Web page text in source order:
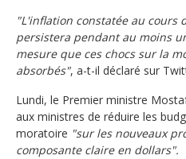
"L'inflation constatée au cours
persistera pendant au moins
mesure que ces chocs sur la
absorbés", a-t-il déclaré sur
Lundi, le Premier ministre
aux ministres de réduire les
moratoire "sur les nouveaux
composante claire en dollars".